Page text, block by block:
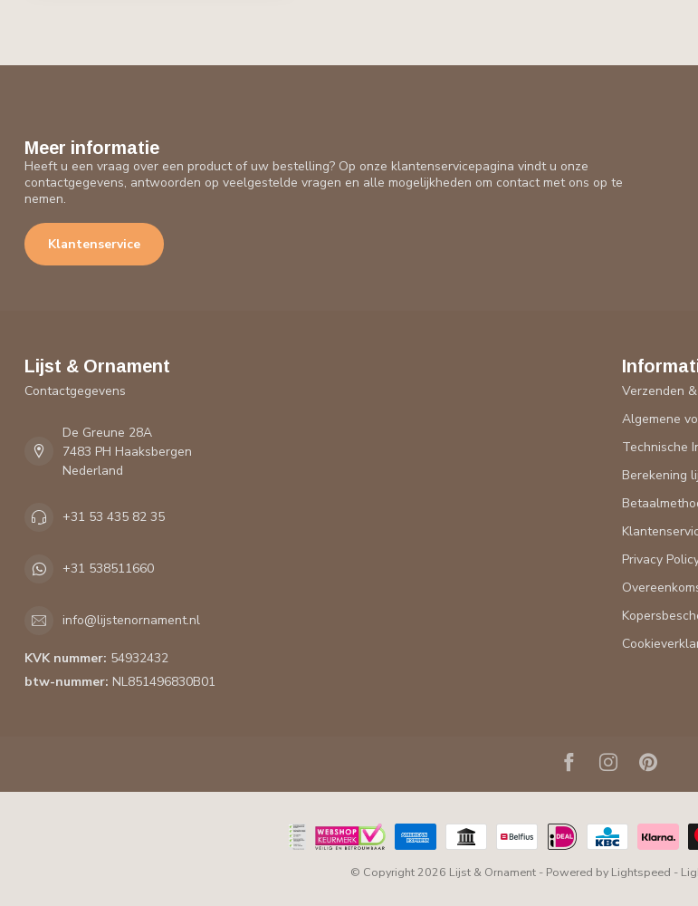
Meer informatie
Heeft u een vraag over een product of uw bestelling? Op onze klantenservicepagina vindt u onze
contactgegevens, antwoorden op veelgestelde vragen en alle mogelijkheden om contact met ons op te
nemen.
Klantenservice
Lijst & Ornament
Contactgegevens
De Greune 28A
7483 PH Haaksbergen
Nederland
+31 53 435 82 35
+31 538511660
info@lijstenornament.nl
KVK nummer: 54932432
btw-nummer: NL851496830B01
Verzenden
Algemene
Technische
Berekening
Privacy
© Copyright 2026 Lijst & Ornament- Powered by Lightspeed -